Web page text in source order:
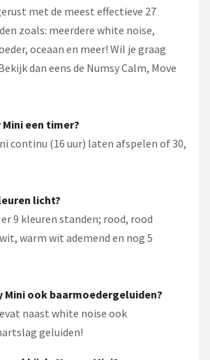
met de meest effectieve 27
zoals: meerdere white noise,
oceaan en meer! Wil je graag
dan eens de Numsy Calm, Move
een timer?
continu (16 uur) laten afspelen of 30,
licht?
9 kleuren standen; rood, rood
warm wit ademend en nog 5
Mini ook baarmoedergeluiden?
naast white noise ook
geluiden!